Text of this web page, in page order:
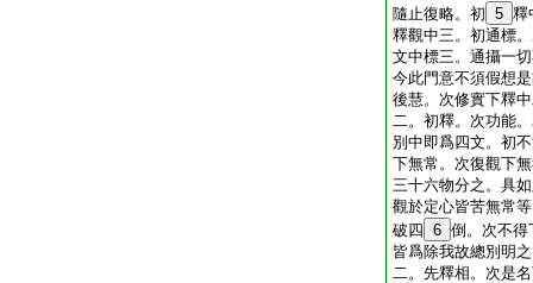
隨止復略。初 5 釋
釋觀中三。初通標
文中標三。通攝一
今此門意不須假想
後慧。次修實下釋
二。初釋。次功能
別中即爲四文。初
下無常。次復觀下
三十六物分之。具
觀於定心皆苦無常
破四 6 倒。次不得
皆爲除我故總別明
二。先釋相。次是